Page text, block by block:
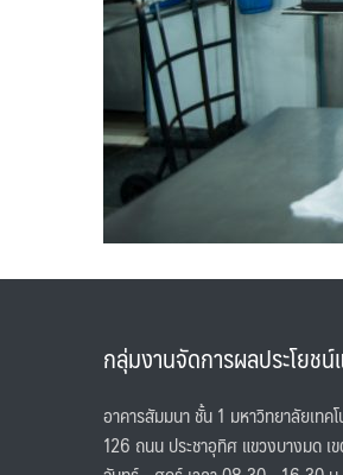
กลุ่มงานจัดการผลประโยช
อาคารสัมมนา ชั้น 1 มหาวิทยาลัยเทค
126 ถนน ประชาอุทิศ แขวงบางมด